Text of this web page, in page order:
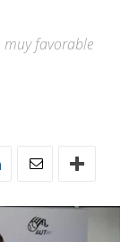
muy favorable